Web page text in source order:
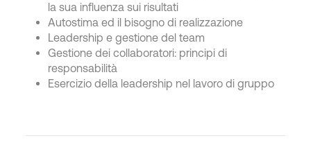
la sua influenza sui risultati
Autostima ed il bisogno di realizzazione
Leadership e gestione del team
Gestione dei collaboratori: principi di
responsabilità
Esercizio della leadership nel lavoro di gruppo